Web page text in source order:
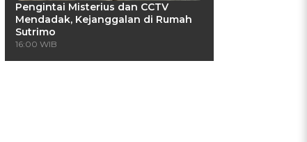
Pengintai Misterius dan CCTV
Mendadak, Kejanggalan di Rumah
Sutrimo
16:00 WIB